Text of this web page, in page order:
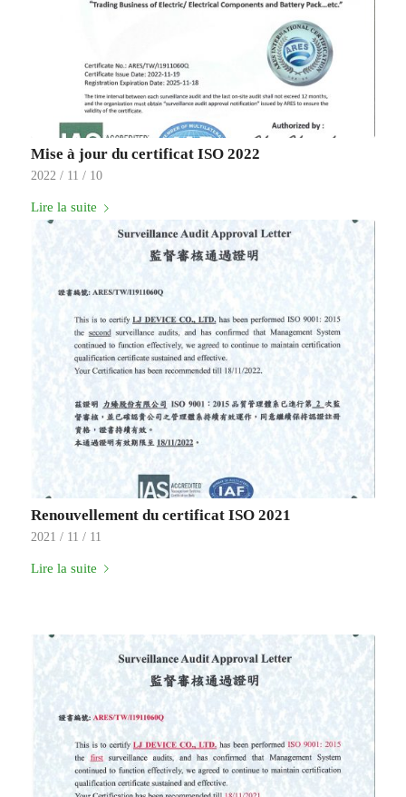
Mise à jour du certificat ISO 2022
2022 / 11 / 10
Lire la suite
Renouvellement du certificat ISO 2021
2021 / 11 / 11
Lire la suite